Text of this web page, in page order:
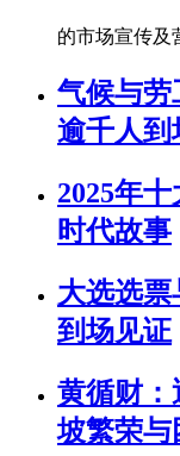
的市场宣传及
气候与劳
逾千人到
2025年
时代故事
大选选
到场见证
黄循财：
坡繁荣与